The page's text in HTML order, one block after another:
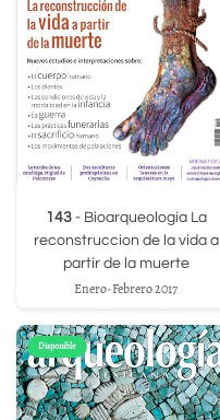
143- Bioarqueología La
reconstruccion de la vida a
partir de la muerte
Enero-Febrero 2017
Disponible